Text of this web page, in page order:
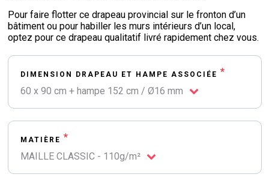
Pour faire flotter ce drapeau provincial sur le fronton d’un
bâtiment ou pour habiller les murs intérieurs d’un local,
optez pour ce drapeau qualitatif livré rapidement chez vous.
DIMENSION DRAPEAU ET HAMPE ASSOCIÉE *
60 x 90 cm + hampe 152 cm / Ø16 mm
MATIÈRE *
MAILLE CLASSIC - 110g/m²